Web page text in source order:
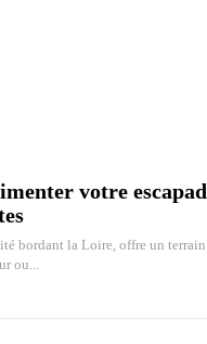
votre
bordant la Loire, offre un
ou...